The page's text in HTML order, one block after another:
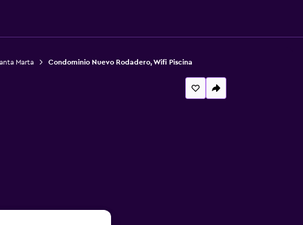
Marta Condominio Nuevo Rodadero, Wifi Piscina